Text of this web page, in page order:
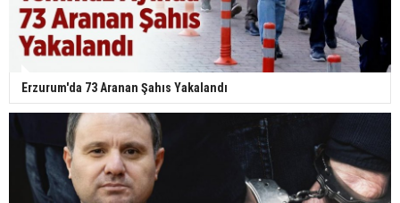
Erzurum'da 73 Aranan Şahıs Yakalandı